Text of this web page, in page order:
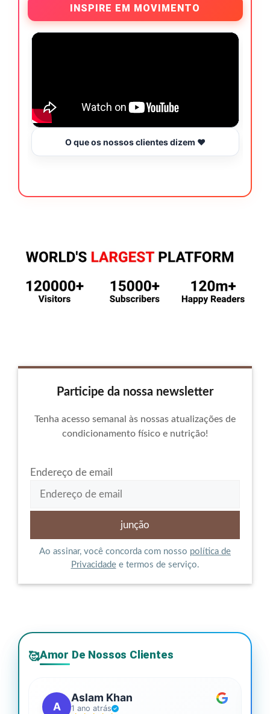
INSPIRE EM MOVIMENTO
O que os nossos clientes dizem ❤️
Participe da nossa newsletter
Tenha acesso semanal às nossas atualizações de
condicionamento físico e nutrição!
Endereço de email
Ao assinar, você concorda com nosso política de
Privacidadee termos de serviço.
🥰Amor De Nossos Clientes
A
Aslam Khan
1 ano atrás